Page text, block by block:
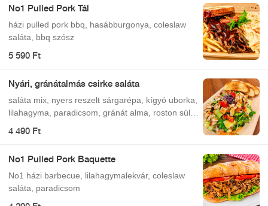
No1 Pulled Pork Tál
házi pulled pork bbq, hasábburgonya, coleslaw
saláta, bbq szósz
5 590 Ft
Nyári, gránátalmás csirke saláta
saláta mix, nyers reszelt sárgarépa, kígyó uborka,
lilahagyma, paradicsom, gránát alma, roston sült
csirkemell kockák, pirított toast, reszelt
4 490 Ft
No1 Pulled Pork Baquette
No1 házi barbecue, lilahagymalekvár, coleslaw
saláta, paradicsom